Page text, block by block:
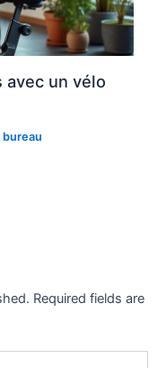
avec un vélo
bureau
Required fields are